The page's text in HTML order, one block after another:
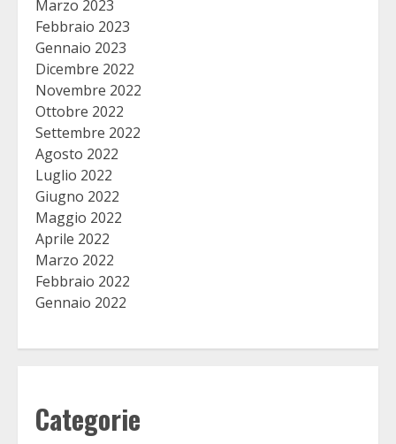
Marzo 2023
Febbraio 2023
Gennaio 2023
Dicembre 2022
Novembre 2022
Ottobre 2022
Settembre 2022
Agosto 2022
Luglio 2022
Giugno 2022
Maggio 2022
Aprile 2022
Marzo 2022
Febbraio 2022
Gennaio 2022
Categorie